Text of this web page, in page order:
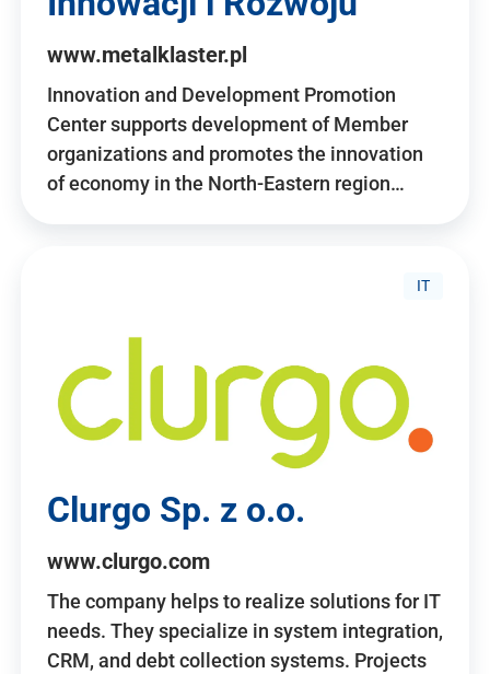
www.metalklaster.pl
Innovation and Development Promotion
Center supports development of Member
organizations and promotes the innovation
of economy in the North-Eastern region…
IT
Clurgo Sp. z o.o.
www.clurgo.com
The company helps to realize solutions for IT
needs. They specialize in system integration,
CRM, and debt collection systems. Projects